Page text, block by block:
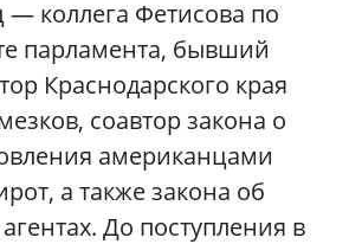
— коллега Фетисова по
парламента, бывший
Краснодарского края
соавтор закона о
американцами
а также закона об
До поступления в